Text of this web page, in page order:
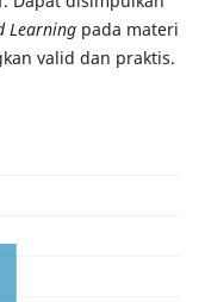
Learningpada materi
valid dan praktis.